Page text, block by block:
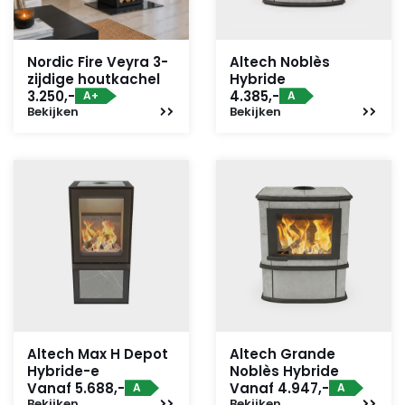
Nordic Fire Veyra 3-
zijdige houtkachel
3.250,- A+
Bekijken
Altech Noblès
Hybride
4.385,- A
Bekijken
Altech Max H Depot
Hybride-e
Vanaf 5.688,- A
Altech Grande
Noblès Hybride
Vanaf 4.947,- A